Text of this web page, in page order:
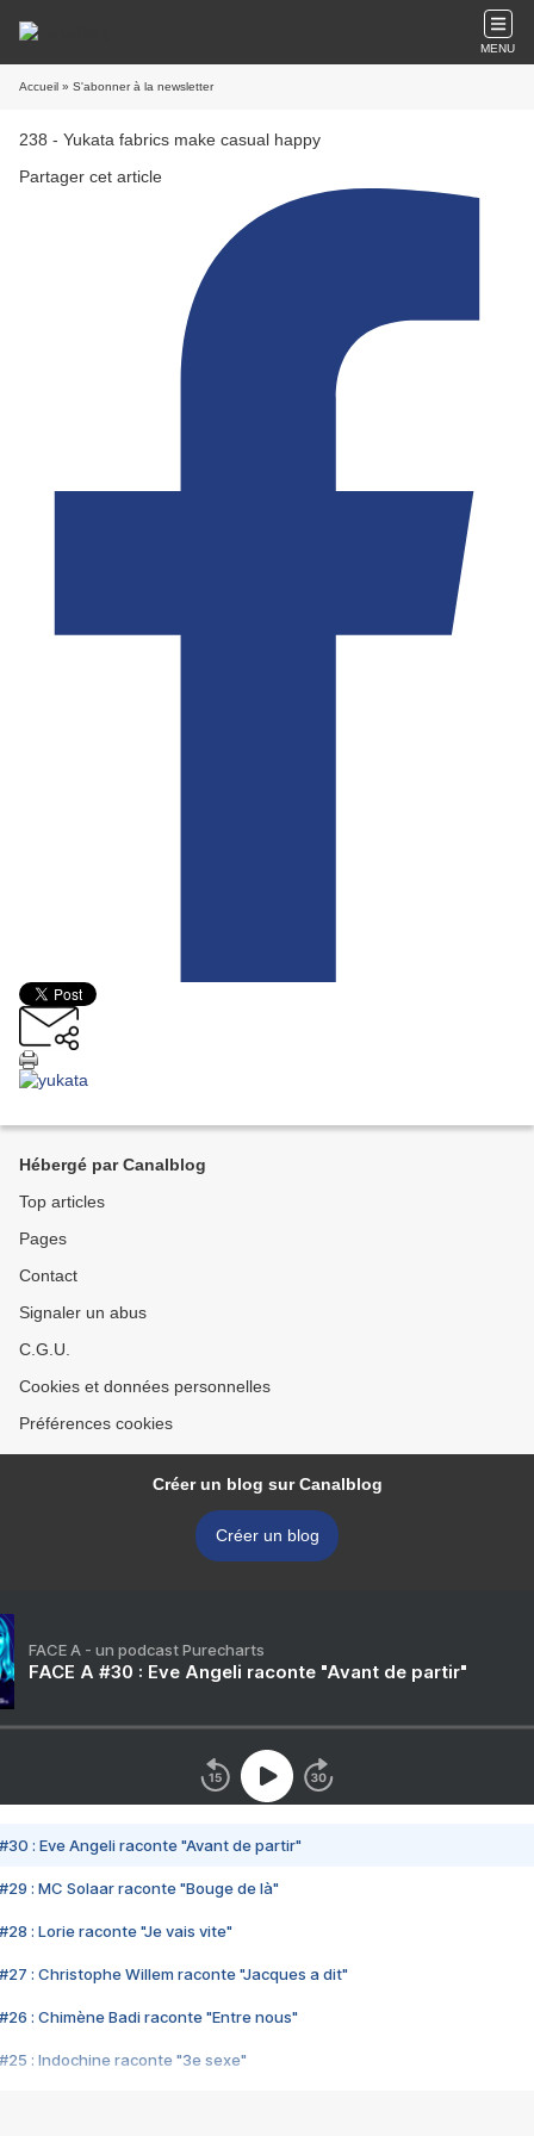
MENU
Accueil » S'abonner à la newsletter
238 - Yukata fabrics make casual happy
Partager cet article
Hébergé par Canalblog
Top articles
Pages
Contact
Signaler un abus
C.G.U.
Cookies et données personnelles
Préférences cookies
Créer un blog sur Canalblog
Créer un blog
FACE A - un podcast Purecharts
FACE A #30 : Eve Angeli raconte "Avant de partir"
#30 : Eve Angeli raconte "Avant de partir"
#29 : MC Solaar raconte "Bouge de là"
#28 : Lorie raconte "Je vais vite"
#27 : Christophe Willem raconte "Jacques a dit"
#26 : Chimène Badi raconte "Entre nous"
#25 : Indochine raconte "3e sexe"